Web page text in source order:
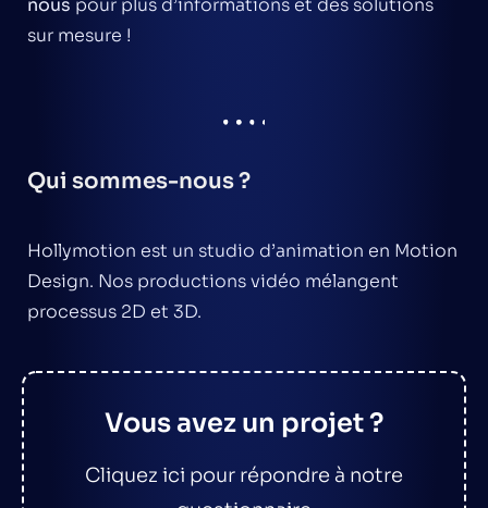
nous pour plus d’informations et des solutions
sur mesure !
Qui sommes-nous ?
Hollymotion est un studio d’animation en Motion
Design. Nos productions vidéo mélangent
processus 2D et 3D.
Vous avez un projet ?
Cliquez ici pour répondre à notre